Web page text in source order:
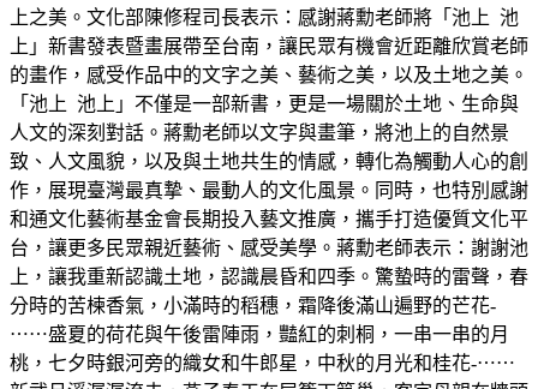
上之美。文化部陳修程司長表示：感謝蔣勳老師將「池上 池
上」新書發表暨畫展帶至台南，讓民眾有機會近距離欣賞老師
的畫作，感受作品中的文字之美、藝術之美，以及土地之美。
「池上 池上」不僅是一部新書，更是一場關於土地、生命與
人文的深刻對話。蔣勳老師以文字與畫筆，將池上的自然景
致、人文風貌，以及與土地共生的情感，轉化為觸動人心的創
作，展現臺灣最真摯、最動人的文化風景。同時，也特別感謝
和通文化藝術基金會長期投入藝文推廣，攜手打造優質文化平
台，讓更多民眾親近藝術、感受美學。蔣勳老師表示：謝謝池
上，讓我重新認識土地，認識晨昏和四季。驚蟄時的雷聲，春
分時的苦楝香氣，小滿時的稻穗，霜降後滿山遍野的芒花-
⋯⋯盛夏的荷花與午後雷陣雨，豔紅的刺桐，一串一串的月
桃，七夕時銀河旁的織女和牛郎星，中秋的月光和桂花-⋯⋯